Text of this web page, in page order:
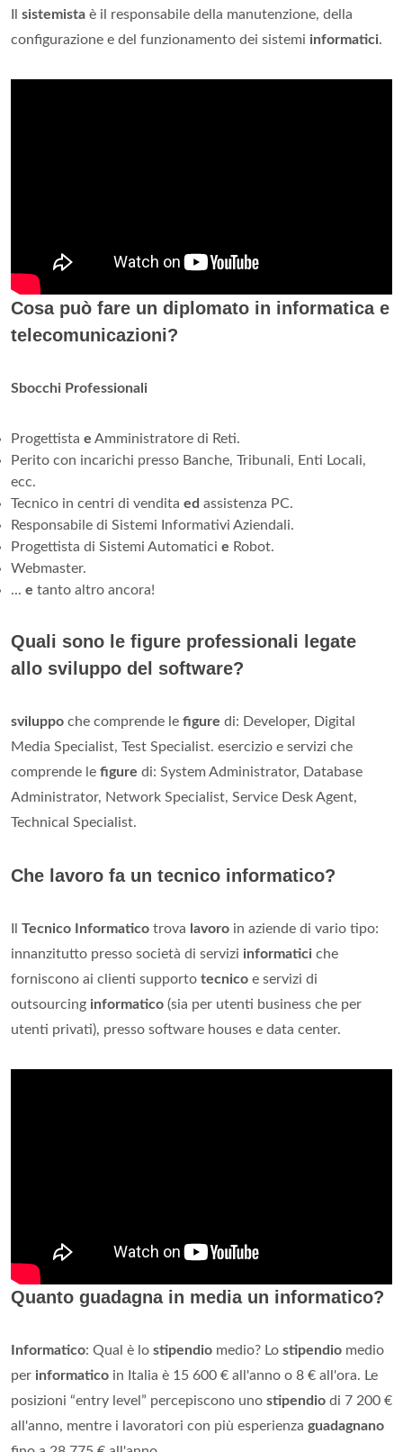
sistemista è il responsabile della manutenzione, della
configurazione e del funzionamento dei sistemi informatici.
Cosa può fare un diplomato in informatica e
telecomunicazioni?
Sbocchi Professionali
Progettista e Amministratore di Reti.
Perito con incarichi presso Banche, Tribunali, Enti Locali,
ecc.
Tecnico in centri di vendita ed assistenza PC.
Responsabile di Sistemi Informativi Aziendali.
Progettista di Sistemi Automatici e Robot.
Webmaster.
... e tanto altro ancora!
Quali sono le figure professionali legate
allo sviluppo del software?
sviluppo che comprende le figure di: Developer, Digital
Media Specialist, Test Specialist. esercizio e servizi che
comprende le figure di: System Administrator, Database
Administrator, Network Specialist, Service Desk Agent,
Technical Specialist.
Che lavoro fa un tecnico informatico?
Tecnico Informatico trova lavoro in aziende di vario tipo:
innanzitutto presso società di servizi informatici che
forniscono ai clienti supporto tecnico e servizi di
outsourcing informatico (sia per utenti business che per
utenti privati), presso software houses e data center.
Quanto guadagna in media un informatico?
Informatico: Qual è lo stipendio medio? Lo stipendio medio
per informatico in Italia è 15 600 € all'anno o 8 € all'ora. Le
posizioni “entry level” percepiscono uno stipendio di 7 200 €
all'anno, mentre i lavoratori con più esperienza guadagnano